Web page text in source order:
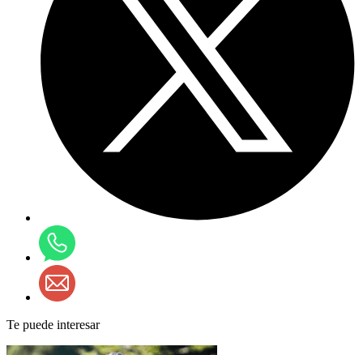
Te puede interesar